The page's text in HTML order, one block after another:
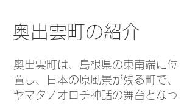
奥出雲町の紹介
奥出雲町は、島根県の東南端に位
置し、日本の原風景が残る町で、
ヤマタノオロチ神話の舞台となっ